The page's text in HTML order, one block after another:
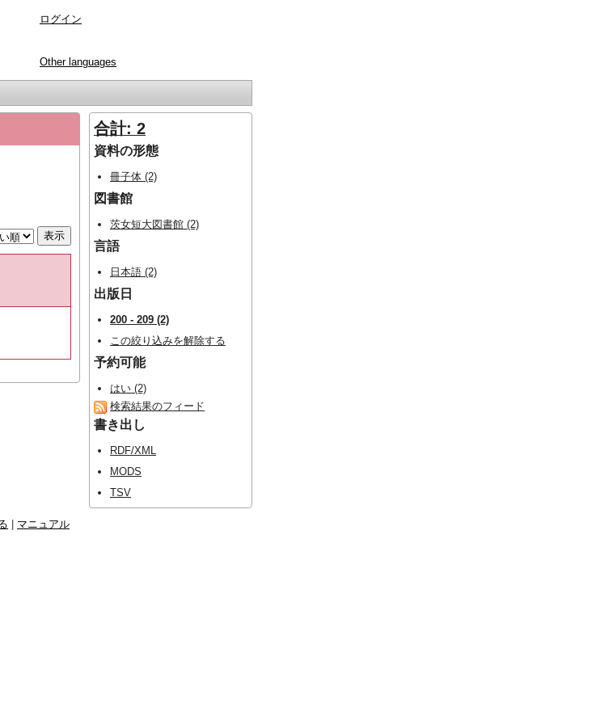
ログイン
Other languages
合計: 2
資料の形態
冊子体 (2)
図書館
茨女短大図書館 (2)
言語
日本語 (2)
出版日
200 - 209 (2)
この絞り込みを解除する
予約可能
はい (2)
検索結果のフィード
書き出し
RDF/XML
MODS
TSV
マニュアル